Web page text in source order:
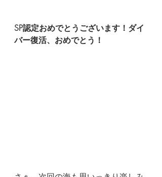
SP認定おめでとうございます！ダイ
バー復活、おめでとう！